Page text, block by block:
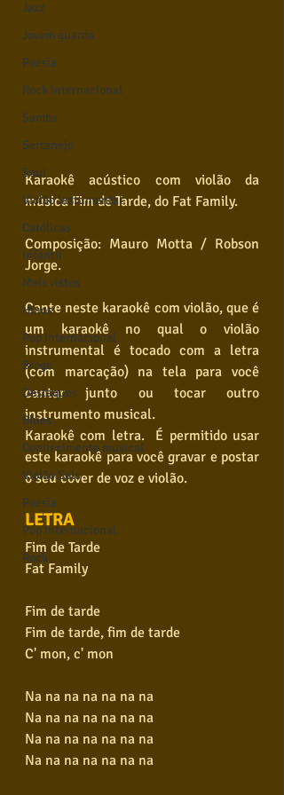
Jazz
Jovem guarda
Poesia
Rock internacional
Samba
Sertanejo
Soul
Violão instumental
Católicas
Infantil
Mais vistos
Hinos
Pop Internacional
Brega
Destaques
Blues
Conhecimento musical
Violão Solo
Poesia
Pop Internacional
Rock
Karaokê acústico com violão da
música Fim de Tarde, do Fat Family.
Composição: Mauro Motta / Robson
Jorge.
Cante neste karaokê com violão, que é
um karaokê no qual o violão
instrumental é tocado com a letra
(com marcação) na tela para você
cantar junto ou tocar outro
instrumento musical.
Karaokê com letra.  É permitido usar
este karaokê para você gravar e postar
o seu cover de voz e violão.
LETRA
Fim de Tarde
Fat Family
Fim de tarde
Fim de tarde, fim de tarde
C' mon, c' mon
Na na na na na na na
Na na na na na na na
Na na na na na na na
Na na na na na na na